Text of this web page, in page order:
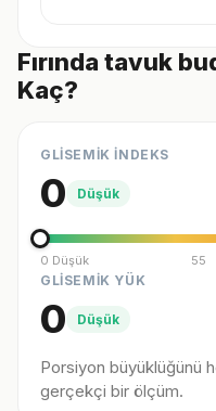
Fırında tavuk
Kaç?
GLİSEMİK İNDEKS
0 Düşük
0 Düşük 55
GLİSEMİK YÜK
0 Düşük
Porsiyon büyüklüğünü
gerçekçi bir ölçüm.